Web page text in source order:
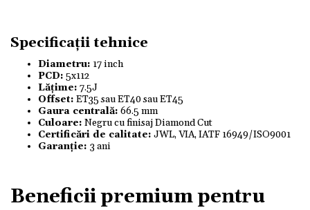
Specificații tehnice
Diametru: 17 inch
PCD: 5x112
Lățime: 7.5J
Offset: ET35 sau ET40 sau ET45
Gaura centrală: 66.5 mm
Culoare: Negru cu finisaj Diamond Cut
Certificări de calitate: JWL, VIA, IATF 16949/ISO9001
Garanție: 3 ani
Beneficii premium pentru